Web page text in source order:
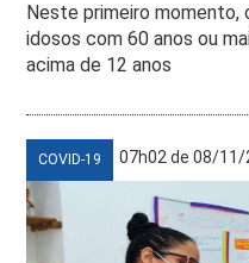
Neste primeiro momento,
idosos com 60 anos ou
acima de 12 anos
COVID-19 07h02 de 08/11/